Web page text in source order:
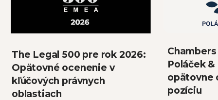
The Legal 500 pre rok 2026:
Opätovné ocenenie v
kľúčových právnych
oblastiach
Poláček
opätovne
pozíciu